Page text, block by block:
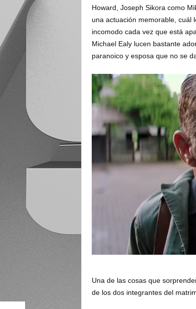
Howard, Joseph Sikora como
una actuación memorable, cuál
incomodo cada vez que está
Michael Ealy lucen bastante
paranoico y esposa que no se
Una de las cosas que
de los dos integrantes del